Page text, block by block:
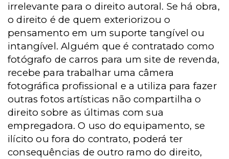
irrelevante para o direito autoral. Se há obra,
o direito é de quem exteriorizou o
pensamento em um suporte tangível ou
intangível. Alguém que é contratado como
fotógrafo de carros para um site de revenda,
recebe para trabalhar uma câmera
fotográfica profissional e a utiliza para fazer
outras fotos artísticas não compartilha o
direito sobre as últimas com sua
empregadora. O uso do equipamento, se
ilícito ou fora do contrato, poderá ter
consequências de outro ramo do direito,